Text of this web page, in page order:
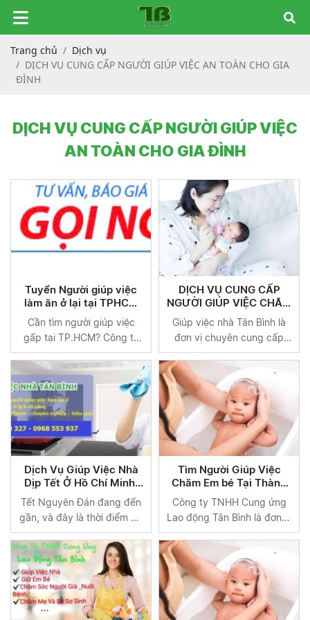
Trang chủ
Dịch vụ
DỊCH VỤ CUNG CẤP NGƯỜI GIÚP VIỆC AN TOÀN CHO GIA
ĐÌNH
DỊCH VỤ CUNG CẤP NGƯỜI GIÚP VIỆC
AN TOÀN CHO GIA ĐÌNH
Tuyển Người giúp việc
làm ăn ở lại tại TPHCM
0903720327
Cần tìm người giúp việc
gấp tại TP.HCM? Công ty
TNHH Cung ứng Lao động
Tân Bình cung cấp dịch vụ
tìm người giúp việc nhanh
chóng, uy tín, đáp ứng nhu
cầu cấp bách của bạn
ngay lập tức.
DỊCH VỤ CUNG CẤP
NGƯỜI GIÚP VIỆC CHĂM
EM BÉ - 0903720327
Giúp việc nhà Tân Bình là
đơn vị chuyên cung cấp
người giúp việc cho gia
đình,với dịch vụ uy tín tận
tâm và có kinh nghiệm lâu
năm trong lĩnh vực cung
cấp người giúp việc
Dịch Vụ Giúp Việc Nhà
Dịp Tết Ở Hồ Chí Minh:
Giải Pháp Hoàn Hảo Cho
Gia Đình Bận Rộn
Tết Nguyên Đán đang đến
gần, và đây là thời điểm để
các gia đình dọn dẹp, trang
trí nhà cửa, sắm sửa đón
năm mới. Tuy nhiên, khối
lượng công việc quá lớn có
thể khiến nhiều người mệt
mỏi. Đó là lý do tại sao dịch
Tìm Người Giúp Việc
Chăm Em bé Tại Thành
Phố Hồ Chí Minh
Công ty TNHH Cung ứng
Lao động Tân Bình là đơn vị
hàng đầu trong lĩnh vực
cung cấp nguồn nhân lực
chất lượng cao tại TP.HCM
và các tỉnh lân cận. Với
nhiều 12 năm kinh nghiệm,
chúng tôi đã xây dựng